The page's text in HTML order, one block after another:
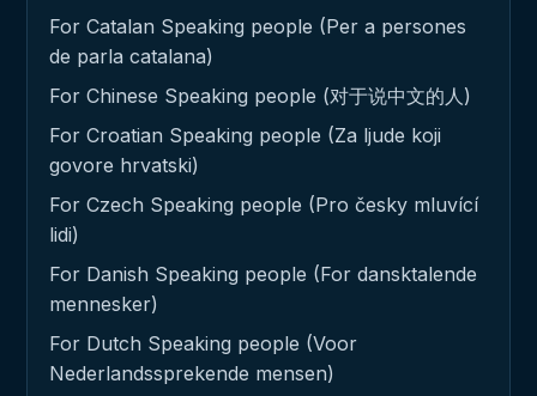
For Catalan Speaking people (Per a persones
de parla catalana)
For Chinese Speaking people (对于说中文的人)
For Croatian Speaking people (Za ljude koji
govore hrvatski)
For Czech Speaking people (Pro česky mluvící
lidi)
For Danish Speaking people (For dansktalende
mennesker)
For Dutch Speaking people (Voor
Nederlandssprekende mensen)